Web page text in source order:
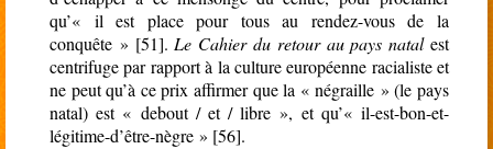
qu’« il est place pour tous au rendez-vous de la
conquête » [51].Le Cahier du retour au pays natalest
centrifuge par rapport à la culture européenne racialiste et
ne peut qu’à ce prix affirmer que la « négraille » (le pays
natal) est « debout / et / libre », et qu’« il-est-bon-et-
légitime-d’être-nègre » [56].